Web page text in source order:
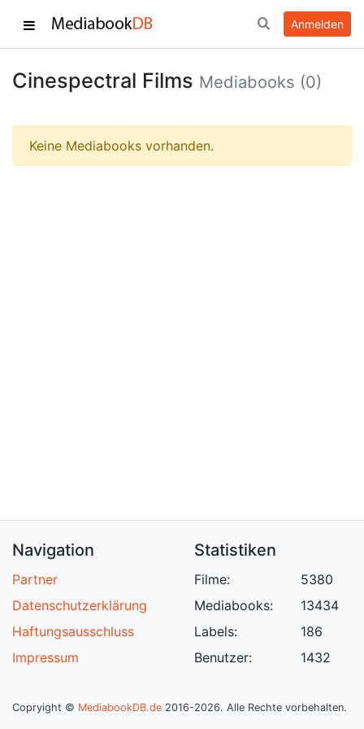
Anmelden
Cinespectral Films Mediabooks (0)
Keine Mediabooks vorhanden.
Navigation
Partner
Datenschutzerklärung
Haftungsausschluss
Impressum
Statistiken
Filme:
Mediabooks:
Labels:
Benutzer:
5380
13434
186
1432
Copryight © MediabookDB.de 2016-2026. Alle Rechte vorbehalten.